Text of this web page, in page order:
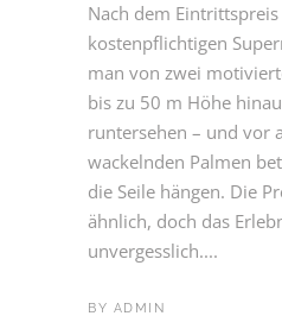
Nach dem
kostenpflichtigen
man von zwei
bis zu 50 m Höhe
runtersehen – und vor
wackelnden Palmen
die Seile hängen. Die
ähnlich, doch das
unvergesslich....
BY ADMIN